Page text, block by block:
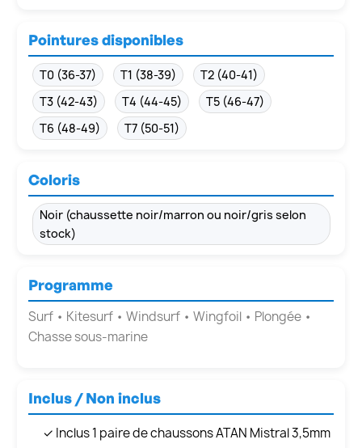
Pointures disponibles
T0 (36-37) T1 (38-39)
T2 (40-41)
T3 (42-43)
T4 (44-45)
T5 (46-47)
T6 (48-49)
T7 (50-51)
Coloris
Noir (chaussette noir/marron ou noir/gris selon
stock)
Programme
Surf • Kitesurf • Windsurf • Wingfoil • Plongée •
Chasse sous-marine
Inclus / Non inclus
✓ Inclus 1 paire de chaussons ATAN Mistral 3,5mm